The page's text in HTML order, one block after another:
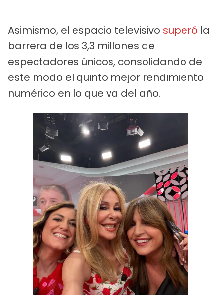
Asimismo, el espacio televisivo superó la
barrera de los 3,3 millones de
espectadores únicos, consolidando de
este modo el quinto mejor rendimiento
numérico en lo que va del año.